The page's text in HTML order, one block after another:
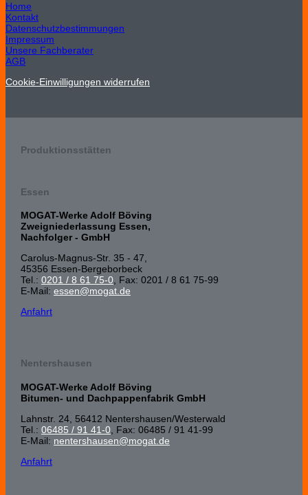
Home
Kontakt
Datenschutzbestimmungen
Impressum
Unsere Fachberater
AGB
Cookie-Einwilligungen widerrufen
Produktionsstätten
Essen
MOGAT-Werke Adolf Böving
Zweigniederlassung Essen,
Nachfolger - GmbH
Carolus-Magnus-Str. 35 - 47,
45356 Essen-Bergeborbeck
Tel.: 0201 / 8 61 75-0, Fax: 0201 / 8 61 75-99
E-Mail: essen@mogat.de
Anfahrt
Nentershausen
MOGAT-Werke Adolf Böving
Bitumen- und Dachpappenfabrik GmbH
Lahnstr. 24, 56412 Nenters­hausen/Wester­wald
Tel.: 06485 / 91 41-0 , Fax: 06485 / 91 41-99
E-Mail: nentershausen@mogat.de
Anfahrt